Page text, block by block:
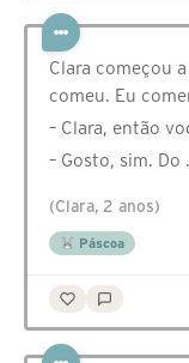
Clara começou
comeu. Eu
– Clara, então
– Gosto, sim. Do
(Clara, 2 anos)
Páscoa